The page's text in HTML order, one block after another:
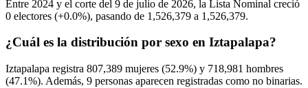
Entre 2024 y el corte del 9 de julio de 2026, la Lista Nominal creció
0 electores (+0.0%), pasando de 1,526,379 a 1,526,379.
¿Cuál es la distribución por sexo en Iztapalapa?
Iztapalapa registra 807,389 mujeres (52.9%) y 718,981 hombres
(47.1%). Además, 9 personas aparecen registradas como no binarias.